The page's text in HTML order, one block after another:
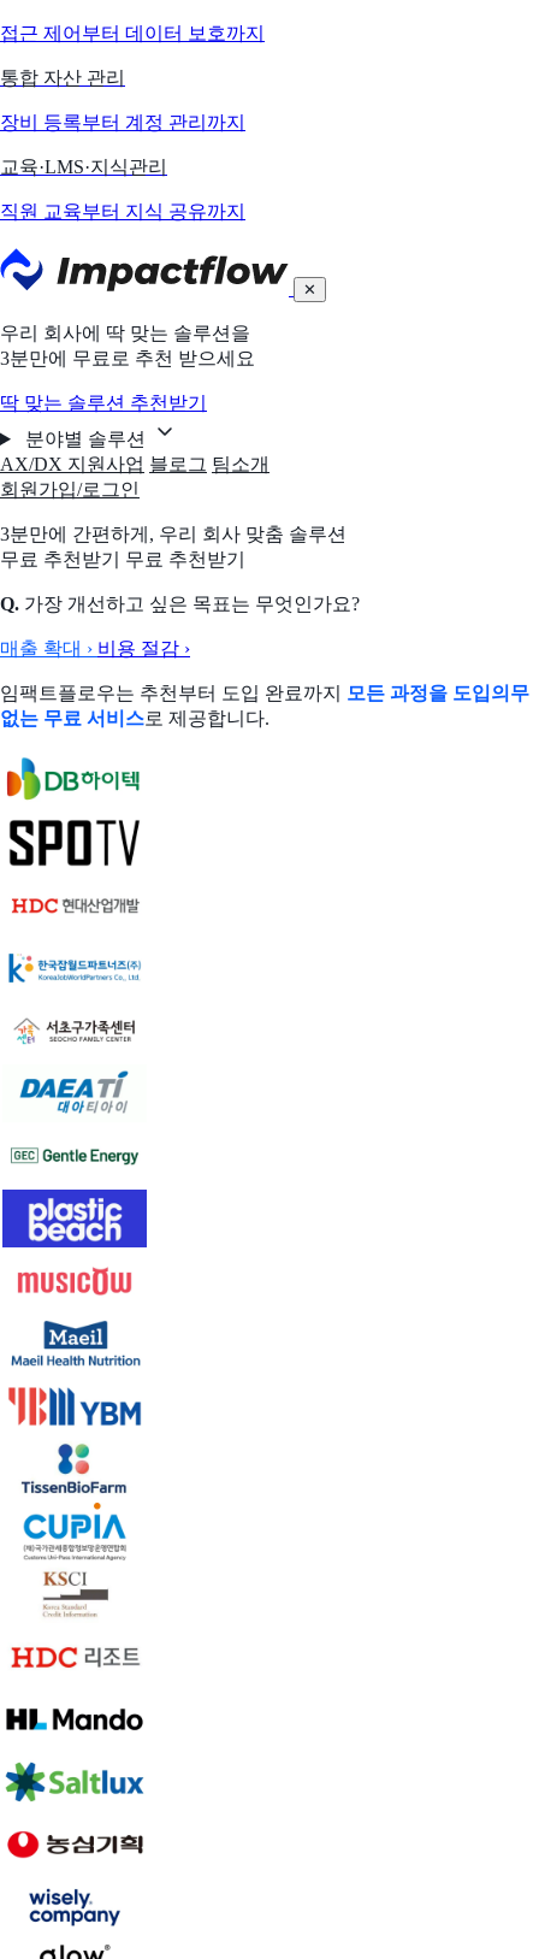
접근 제어부터 데이터 보호까지
통합 자산 관리
장비 등록부터 계정 관리까지
교육·LMS·지식관리
직원 교육부터 지식 공유까지
✕
우리 회사에 딱 맞는 솔루션을
3분만에 무료로 추천 받으세요
딱 맞는 솔루션 추천받기
분야별 솔루션
AX/DX 지원사업 블로그 팀소개
회원가입/로그인
3분만에 간편하게, 우리 회사 맞춤 솔루션
무료 추천받기
무료 추천받기
Q. 가장 개선하고 싶은 목표는 무엇인가요?
매출 확대 › 비용 절감 ›
임팩트플로우는 추천부터 도입 완료까지 모든 과정을 도입의무
없는 무료 서비스로 제공합니다.